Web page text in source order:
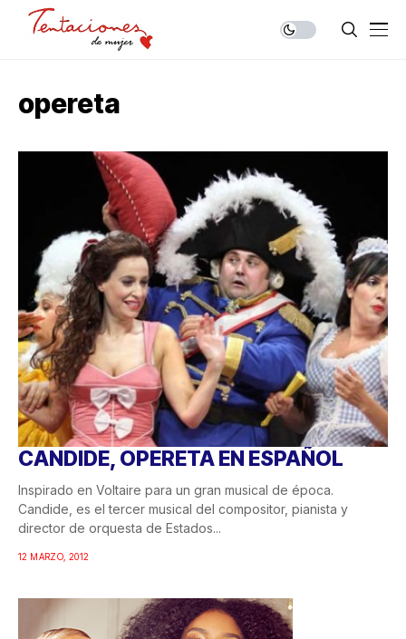
opereta
CANDIDE, OPERETA EN ESPAÑOL
Inspirado en Voltaire para un gran musical de época.
Candide, es el tercer musical del compositor, pianista y
director de orquesta de Estados...
12 MARZO, 2012